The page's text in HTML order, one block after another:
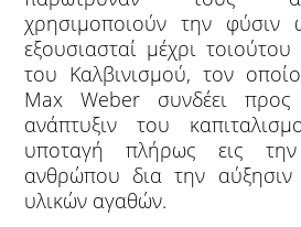
χρησιμοποιούν την φύσιν
εξουσιασταί μέχρι
του Καλβινισμού, τον
Max Weber συνδέει προς
ανάπτυξιν του
υποταγή πλήρως εις
ανθρώπου δια την αύξησιν
υλικών αγαθών.